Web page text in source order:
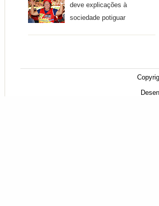
deve explicações à
sociedade potiguar